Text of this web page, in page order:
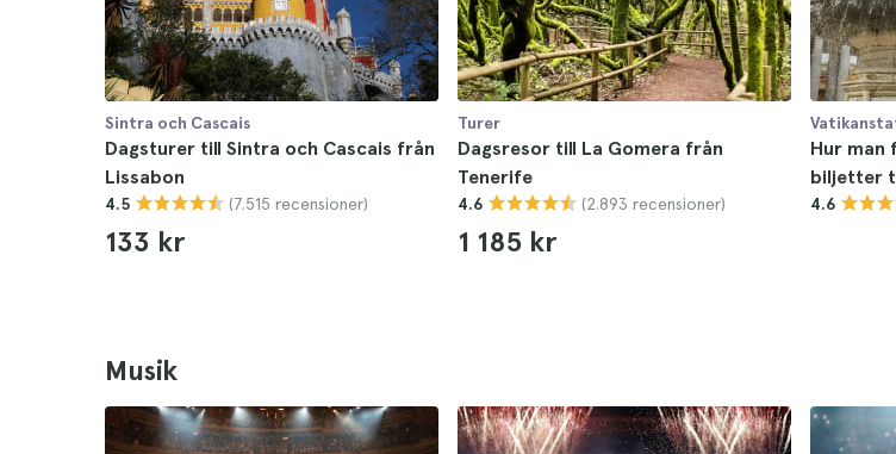
Sintra och Cascais
Dagsturer till Sintra och Cascais från
Lissabon
4.5 (7.515 recensioner)
133 kr
Turer
Dagsresor till La Gomera från
Tenerife
4.6 (2.893 recensioner)
1 185 kr
Hur man
biljetter
4.6
Musik